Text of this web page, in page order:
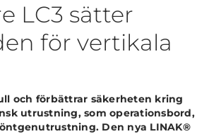
LC3 sätter
för vertikala
och förbättrar säkerheten kring
utrustning, som operationsbord,
Den nya LINAK®